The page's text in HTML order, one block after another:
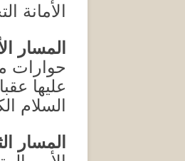
الأمانة
المسار
حوارات
عليها
السلام
المسار